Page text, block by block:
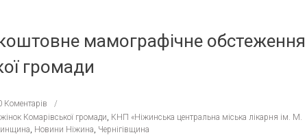
мамографічне обстеження
громади
Коментарів
Комарівської громади КНП «Ніжинська центральна міська лікарня ім. М.
Новини Ніжина Чернігівщина